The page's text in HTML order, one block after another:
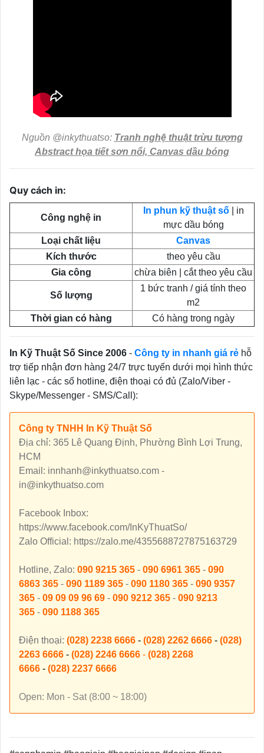
Nguồn @inkythuatso: Tranh nghệ thuật trừu tượng
Abstract họa tiết sơn nổi, Canvas dầu bóng
Quy cách in:
Công nghệ in
In phun kỹ thuật số| in
mực dầu bóng
Loại chất liệu
Canvas
Kích thước
theo yêu cầu
Gia công
chừa biên | cắt theo yêu cầu
Số lượng
1 bức tranh / giá tính theo
m2
Thời gian có hàng
Có hàng trong ngày
In Kỹ Thuật Số Since 2006 - Công ty in nhanh giá rẻ hỗ
trợ tiếp nhận đơn hàng 24/7 trực tuyến dưới mọi hình thức
liên lạc - các số hotline, điện thoại có đủ (Zalo/Viber -
Skype/Messenger - SMS/Call):
Công ty TNHH In Kỹ Thuật Số
Địa chỉ: 365 Lê Quang Định, Phường Bình Lợi Trung,
HCM
Email: innhanh@inkythuatso.com -
in@inkythuatso.com
Facebook Inbox:
https://www.facebook.com/InKyThuatSo/
Zalo Official: https://zalo.me/4355688727875163729
Hotline, Zalo: 090 9215 365 - 090 6961 365 - 090
6863 365 - 090 1189 365 - 090 1180 365 - 090 9357
365 - 09 09 09 96 69 - 090 9212 365 - 090 9213
365 - 090 1188 365
Điện thoại: (028) 2238 6666 - (028) 2262 6666 - (028)
2263 6666 - (028) 2246 6666 - (028) 2268
6666 - (028) 2237 6666
Open: Mon - Sat (8:00 ~ 18:00)